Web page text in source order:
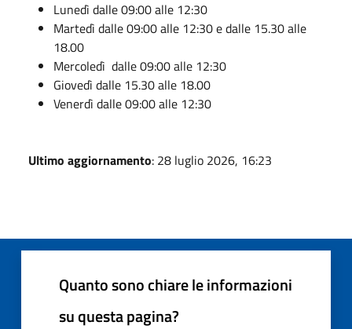
Lunedì dalle 09:00 alle 12:30
Martedì dalle 09:00 alle 12:30 e dalle 15.30 alle
18.00
Mercoledì dalle 09:00 alle 12:30
Giovedì dalle 15.30 alle 18.00
Venerdì dalle 09:00 alle 12:30
Ultimo aggiornamento: 28 luglio 2026, 16:23
Quanto sono chiare le informazioni
su questa pagina?